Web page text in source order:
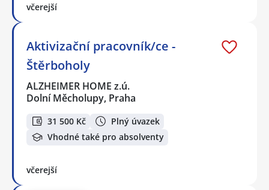
včerejší
Aktivizační pracovník/ce -
Štěrboholy
ALZHEIMER HOME z.ú.
Dolní Měcholupy, Praha
31 500 Kč
Plný úvazek
Vhodné také pro absolventy
včerejší